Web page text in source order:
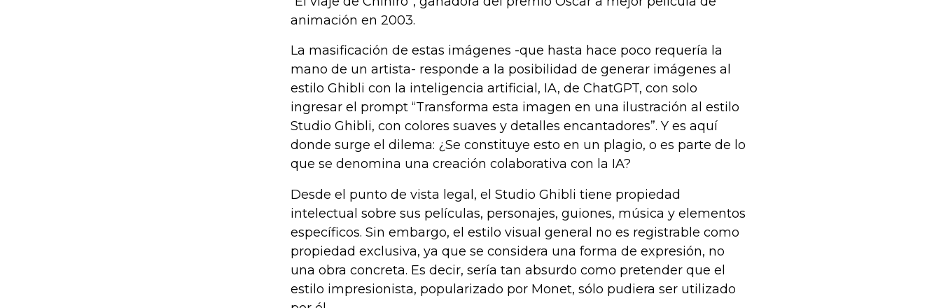
animación en 2003.
La masificación de estas imágenes -que hasta hace poco requería la
mano de un artista- responde a la posibilidad de generar imágenes al
estilo Ghibli con la inteligencia artificial, IA, de ChatGPT, con solo
ingresar el prompt “Transforma esta imagen en una ilustración al estilo
Studio Ghibli, con colores suaves y detalles encantadores”. Y es aquí
donde surge el dilema: ¿Se constituye esto en un plagio, o es parte de lo
que se denomina una creación colaborativa con la IA?
Desde el punto de vista legal, el Studio Ghibli tiene propiedad
intelectual sobre sus películas, personajes, guiones, música y elementos
específicos. Sin embargo, el estilo visual general no es registrable como
propiedad exclusiva, ya que se considera una forma de expresión, no
una obra concreta. Es decir, sería tan absurdo como pretender que el
estilo impresionista, popularizado por Monet, sólo pudiera ser utilizado